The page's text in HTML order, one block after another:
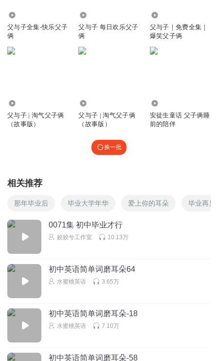
父与子全集-快乐父子
俩
父与子 每日欢乐父子
俩
父与子｜免费全集｜
爆笑父子俩
父与子 | 淘气父子俩
（故事版）
父与子 | 淘气父子俩
（故事版）
安徒生童话 父子俩睡
前的陪伴
换一批
相关推荐
那年毕业后 毕业大学年华 爱上你的耳朵 毕业再见
0071集 初中毕业才行
姣姣兮工作室 10.13万
初中英语简单词磨耳朵64
水蜜桃英语 3.65万
初中英语简单词磨耳朵-18
水蜜桃英语 7.10万
初中英语简单词磨耳朵-58